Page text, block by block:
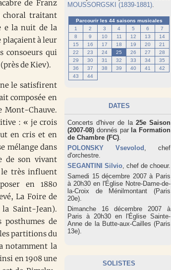
MOUSSORGSKI (1839-1881)
Parcourir les 44 saisons musicales
1
2 3 4 5 6
7
8
9 10 11 12 13
14
15
16 17 18 19 20
21
22
23 24 25 26 27
28
29
30 31 32 33 34
35
36
37 38 39 40 41
42
43
44
DATES
Concerts d'hiver de la 25e Saison
(2007-08) donnés par la Formation
de Chambre (FC)
POLONSKY Vsevolod , chef
d'orchestre.
SEGANTINI Silvio , chef de choeur.
Samedi 15 décembre 2007 à Paris
à 20h30 en l'Église Notre-Dame-de-
la-Croix de Ménilmontant (Paris
20e).
Dimanche 16 décembre 2007 à
Paris à 20h30 en l'Église Sainte-
Anne de la Butte-aux-Cailles (Paris
13e).
SOLISTES
de Franz
choral traitant
e la nuit de la
plaçaient à leur
consoeurs qui
de Kiev).
le satisfirent
composée en
Mont-Chauve.
: « je crois
en cris et en
mélange dans
de son vivant
le très influent
en 1880
La Foire de
Saint-Jean).
posthumes de
partitions du
notamment la
en 1908 une